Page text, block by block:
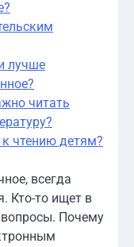
лучше
читать
чтению детям?
всегда
Кто-то ищет в
вопросы. Почему